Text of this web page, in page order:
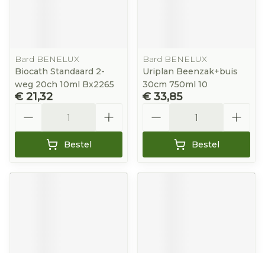
Bard BENELUX
Biocath Standaard 2-
weg 20ch 10ml Bx2265
€ 21,32
Bestel
Bard BENELUX
Uriplan Beenzak+buis
30cm 750ml 10
€ 33,85
Bestel